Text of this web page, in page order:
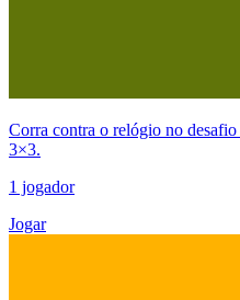
Corra contra o relógio no
3×3.
1 jogador
Jogar